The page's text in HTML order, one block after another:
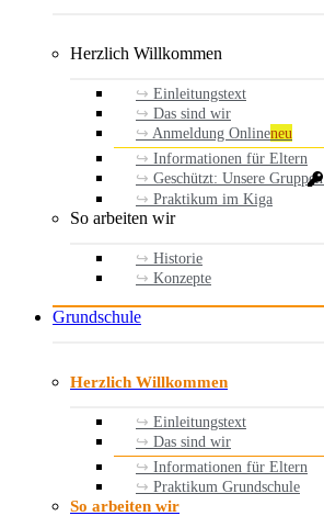
Herzlich Willkommen
Einleitungstext
Das sind wir
Anmeldung Onlineneu
Informationen für Eltern
Geschützt: Unsere Gruppen
Praktikum im Kiga
So arbeiten wir
Historie
Konzepte
Grundschule
Herzlich Willkommen
Einleitungstext
Das sind wir
Informationen für Eltern
Praktikum Grundschule
So arbeiten wir